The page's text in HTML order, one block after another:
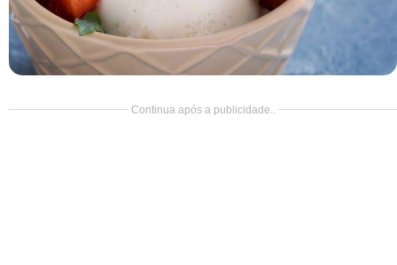
Cocada
Continua após a publicidade..